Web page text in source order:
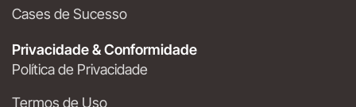
Cases de Sucesso
Privacidade & Conformidade
Política de Privacidade
Termos de Uso